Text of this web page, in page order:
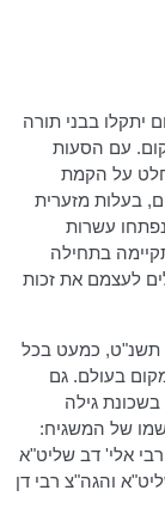
יתקלו בבני תורה
עם הסעות
על הקמת
בעלות מזערית
עשרות
בתחילה
לעצמם את זכות
תשנ"ט, כמעט בכל
בעולם. גם
גילה
של המשגיח:
רבי אלי' דב שליט"א
והגה"צ רבי דן